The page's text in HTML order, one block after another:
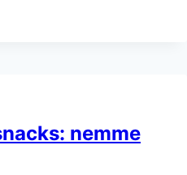
nemme